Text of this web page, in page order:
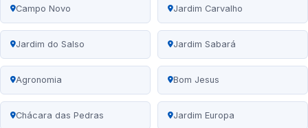
Campo Novo Jardim Carvalho
Jardim do Salso Jardim Sabará
Agronomia Bom Jesus
Chácara das Pedras Jardim Europa